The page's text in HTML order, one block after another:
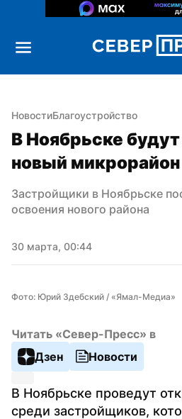
НовостиБлагоустройство
В Ноябрьске
новый микрорайон
Застройщики в Ноябрьске
освоения нового района
30 марта, 00:44
Фото: Юрий Здебский / «Ямал-Медиа»
Читать «Север-Пресс» в
Дзен
Новости
В Ноябрьске проведут
среди застройщиков,